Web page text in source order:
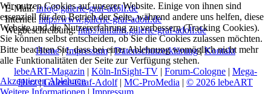
E-Mail:info@galerie-graf-adolf.de
Internet: http://www.galerie-graf-adolf.de
Wegbeschreibung:http://anfahrt.galerie-graf-adolf.de
Home|Impressum|Datenschutzerklärung|Kontakt
lebeART-Magazin | Köln-InSight-TV | Forum-Cologne | Mega-
Herz|Galerie-Graf-Adolf| MC-ProMedia | © 2026 lebeART
Wir nutzen Cookies auf unserer Website. Einige von ihnen sind
essenziell für den Betrieb der Seite, während andere uns helfen, diese
Website und die Nutzererfahrung zu verbessern (Tracking Cookies).
Sie können selbst entscheiden, ob Sie die Cookies zulassen möchten.
Bitte beachten Sie, dass bei einer Ablehnung womöglich nicht mehr
alle Funktionalitäten der Seite zur Verfügung stehen.
AkzeptierenAblehnen
Weitere Informationen | Impressum